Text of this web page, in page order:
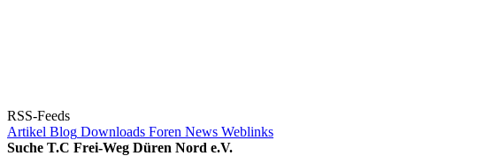
RSS-Feeds
Artikel Blog Downloads Foren News Weblinks
Suche T.C Frei-Weg Düren Nord e.V.